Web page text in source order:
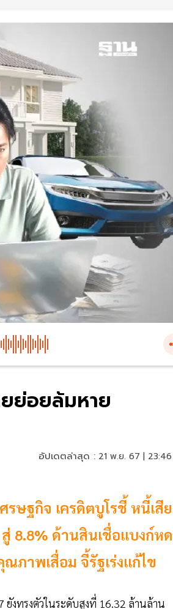
ย่อยล้มหาย
อัปเดตล่าสุด : 21 พ.ย. 67 |
ษฐกิจ เครดิตบูโรชี้ หนี้เสีย
8.8% ด้านสินเชื่อแบงก์หด
ภาพเสื่อม จี้รัฐเร่งแก้ไข
งทรงตัวในระดับสูงที่ 16.32 ล้านล้าน